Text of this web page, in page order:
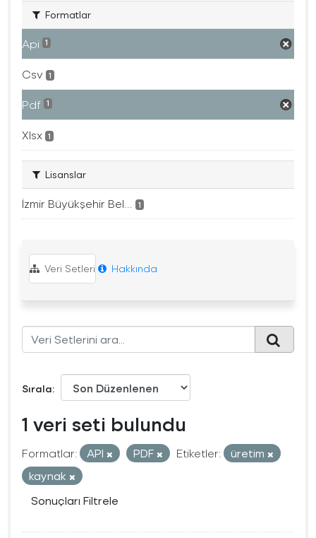
Formatlar
Api 1
Csv 1
Pdf 1
Xlsx 1
Lisanslar
İzmir Büyükşehir Bel... 1
Veri Setleri Hakkında
Sırala
1 veri seti bulundu
Formatlar: API PDF Etiketler:
üretim
kaynak
Sonuçları Filtrele